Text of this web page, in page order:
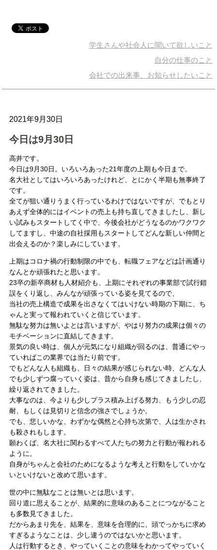
学生さんや社会人に聞いて欲しいこと
自分の仕事のこと
会社での出来事、お知らせしたいこと
2021年9月30日
今日は9月30日
高井です。
今日は9月30日。いろいろあった21年度の上期も今日まで。
名大社としてはいろいろあったけれど、とにかく半期も無事終了
です。
全てが狙い通りうまく行っているわけではないですが、でもとり
あえず全体的にはイベントの売上も持ち直してきましたし、新し
い試みもスタートしてく中で、今後会社がどうなるのかワクワク
してますし、中途の自社採用もスタートしてどんな新しい仲間と
出会えるのか？楽しみにしています。
上期はコロナ禍の行動制限の中でも、転職フェアなどは計画通り
なんとか頑張れたと思います。
23卒の新卒商材も人材紹介も、上期にそれぞれの事業部で試行錯
誤をくり返し、みんなが頑張っている姿を見てるので、
当社の売上構造で成果を出さなくてはいけない時期の下期に、ち
ゃんと実って報われていくと信じています。
無駄な努力は無いよとは言いますが、やはり努力の成果は個々の
モチベーションに直結してきます。
景気の良い時は、個人が元気になり組織が回るのは、普通にやっ
ていればこの業界では当たり前です。
でもどんな人も組織も、日々の結果が感じられない時、どんな人
でも少しずつ腐っていく姿は、昔から自身も感じてきましたし、
繰り返されてきました。
大事なのは、今よりも少しプラス積み上げる努力、もう少しの忍
耐、もしくは見切りと信念の強さでしょうか。
でも、悲しいかな、わずかな偶然と心持ち次第で、人は生かされ
も殺されもします。
願わくば、名大社に関わるすべて人たちの努力と行動が報われる
ように。
自身がちゃんと会社のためになるような考えと行動をしていかな
いといけないと改めて思います。
世の中に無駄なことは無いとは思います。
回り道に思えることが、結果的に意味のあることにつながること
も多数見てきました。
だからあまり先を、結果を、意味を合理的に、頭でっかちに求め
すぎるようなことは、少し違うのではないかと思います。
人は行動するとき、やっていくことの意味をわかってやっていく